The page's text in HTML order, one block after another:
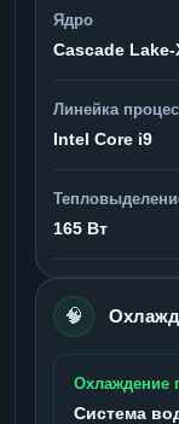
Ядро
Cascade Lake-
Линейка
Intel Core i9
165 Вт
🧠
Охлаждение
Система